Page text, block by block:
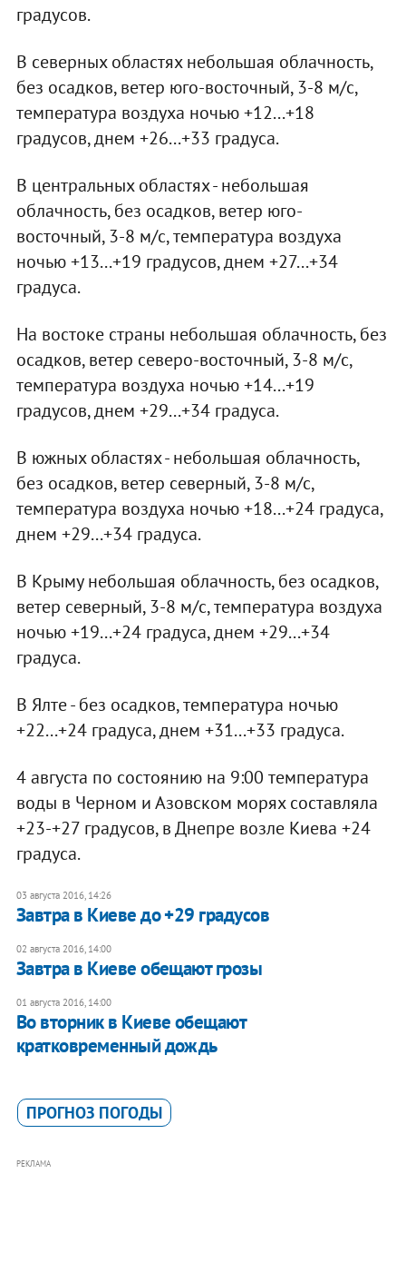
градусов.
В северных областях небольшая облачность,
без осадков, ветер юго-восточный, 3-8 м/с,
температура воздуха ночью +12...+18
градусов, днем +26...+33 градуса.
В центральных областях - небольшая
облачность, без осадков, ветер юго-
восточный, 3-8 м/с, температура воздуха
ночью +13...+19 градусов, днем +27...+34
градуса.
На востоке страны небольшая облачность, без
осадков, ветер северо-восточный, 3-8 м/с,
температура воздуха ночью +14...+19
градусов, днем +29...+34 градуса.
В южных областях - небольшая облачность,
без осадков, ветер северный, 3-8 м/с,
температура воздуха ночью +18...+24 градуса,
днем +29...+34 градуса.
В Крыму небольшая облачность, без осадков,
ветер северный, 3-8 м/с, температура воздуха
ночью +19...+24 градуса, днем +29...+34
градуса.
В Ялте - без осадков, температура ночью
+22...+24 градуса, днем +31...+33 градуса.
4 августа по состоянию на 9:00 температура
воды в Черном и Азовском морях составляла
+23-+27 градусов, в Днепре возле Киева +24
градуса.
03 августа 2016, 14:26
Завтра в Киеве до +29 градусов
02 августа 2016, 14:00
Завтра в Киеве обещают грозы
01 августа 2016, 14:00
Во вторник в Киеве обещают
кратковременный дождь
ПРОГНОЗ ПОГОДЫ
РЕКЛАМА